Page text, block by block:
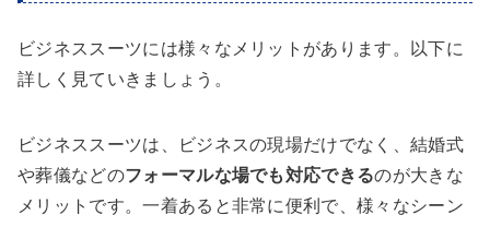
ビジネススーツには様々なメリットがあります。以下に
詳しく見ていきましょう。
ビジネススーツは、ビジネスの現場だけでなく、結婚式
や葬儀などのフォーマルな場でも対応できるのが大きな
メリットです。一着あると非常に便利で、様々なシーン